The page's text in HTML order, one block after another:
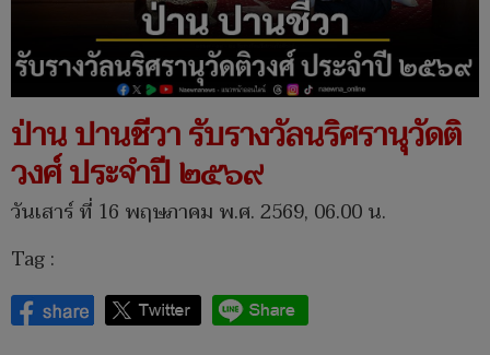
ป่าน ปานชีวา รับรางวัลนริศรานุวัดติ
วงศ์ ประจำปี ๒๕๖๙
วันเสาร์ ที่ 16 พฤษภาคม พ.ศ. 2569, 06.00 น.
Tag :